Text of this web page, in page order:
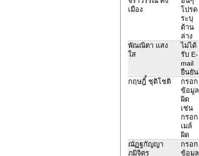
เมือง
โปรด
ระบุ
ด้าน
ล่าง
พัณณิตา แสง
ใส
ไม่ได้
รับ E-
mail
ยืนยัน
กฤษฎิ์์ ชุติโชติ
กรอก
ข้อมูล
ผิด
เช่น
กรอก
เมล์
ผิด
ณัฏฐกัญญา
ภูมิจิตร
กรอก
ข้อมูล